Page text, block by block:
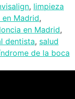
, limpieza
Madrid,
en Madrid,
dentista, salud
de la boca